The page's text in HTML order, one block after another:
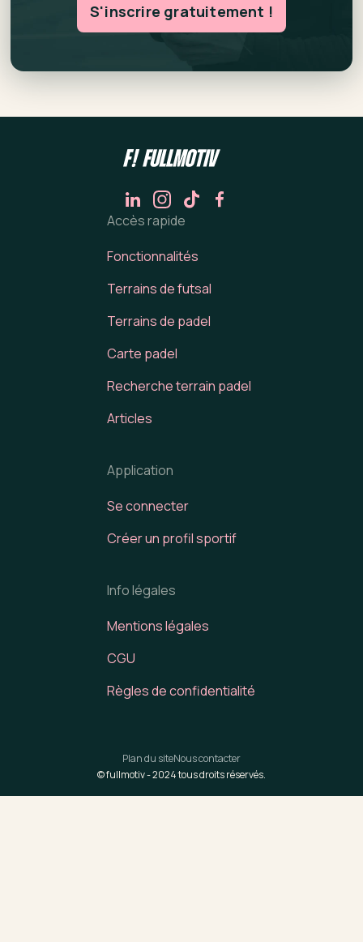
S'inscrire gratuitement !
Accès rapide
Fonctionnalités
Terrains de futsal
Terrains de padel
Carte padel
Recherche terrain padel
Articles
Application
Se connecter
Créer un profil sportif
Info légales
Mentions légales
CGU
Règles de confidentialité
© fullmotiv -2024tous droits réservés.
Plan du siteNous contacter